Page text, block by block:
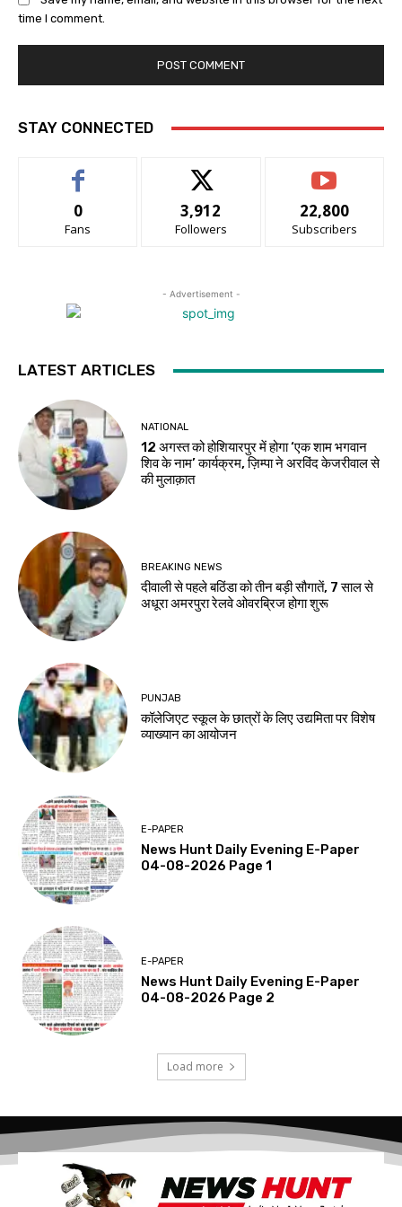
time I comment.
STAY CONNECTED
0
Fans
3,912
Followers
22,800
Subscribers
- Advertisement -
LATEST ARTICLES
NATIONAL
12 अगस्त को होशियारपुर में होगा ‘एक शाम भगवान
शिव के नाम’ कार्यक्रम, ज़िम्पा ने अरविंद केजरीवाल से
की मुलाक़ात
BREAKING NEWS
दीवाली से पहले बठिंडा को तीन बड़ी सौगातें, 7 साल से
अधूरा अमरपुरा रेलवे ओवरब्रिज होगा शुरू
PUNJAB
कॉलेजिएट स्कूल के छात्रों के लिए उद्यमिता पर विशेष
व्याख्यान का आयोजन
E-PAPER
News Hunt Daily Evening E-Paper
04-08-2026 Page 1
E-PAPER
News Hunt Daily Evening E-Paper
04-08-2026 Page 2
Load more